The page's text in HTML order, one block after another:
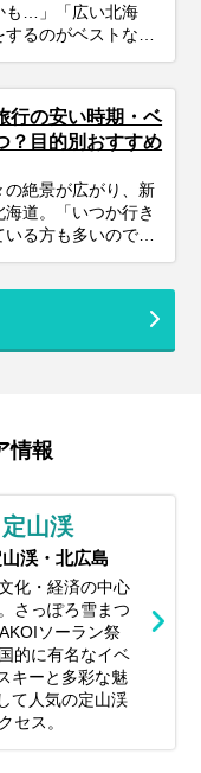
そしてあると便利
パパママ目線で徹
しょう♪
も…」「広い北海
るのがベストな
、心癒される景色
可能です！この記
ために、2泊3日の
しむための計画の
魅力、旅を充実さ
ゅっと凝縮してお
の特別な北海道旅
トを見つけて、最
行の安い時期・ベ
？目的別おすすめ
の絶景が広がり、新
道。「いつか行き
る方も多いのでは
迷ってしまいますよ
によって、気候は
るためには、ベス
重要。この記事で
を120%楽しむた
す！
情報
山渓
渓・北広島
化・経済の中心
さっぽろ雪まつ
ソーラン祭
的に有名なイベ
キーと多彩な魅
て人気の定山渓
セス。